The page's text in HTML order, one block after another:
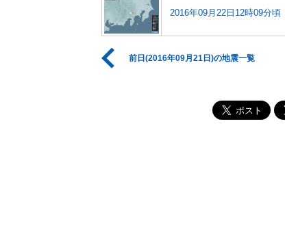
2016年09月22日12時09分頃
前日(2016年09月21日)の地震一覧